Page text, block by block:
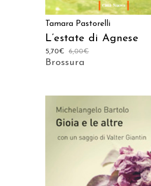
Tamara Pastorelli
L’estate di Agnese
6,00€
5,70€
Brossura